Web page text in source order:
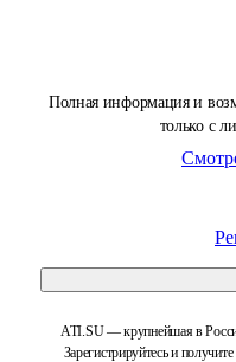
Полная информация и
только с
ATI.SU — крупнейшая в
Зарегистрируйтесь и